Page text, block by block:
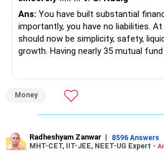
Ans: You have built substantial
importantly, you have no liabilities.
should now be simplicity, safety,
growth. Having nearly 35 mutual
» First Priority
– Reduce the MF portfolio
– Avoid keeping funds only because
recently.
Money
Radheshyam Zanwar | 8596 Answers
MHT-CET, IIT-JEE, NEET-UG Expert -